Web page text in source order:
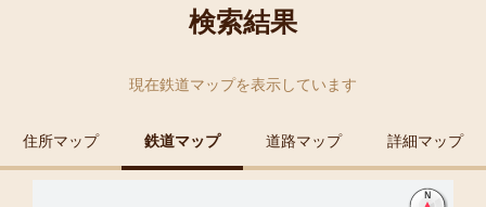
検索結果
現在鉄道マップを表示しています
住所マップ 鉄道マップ 道路マップ 詳細マップ